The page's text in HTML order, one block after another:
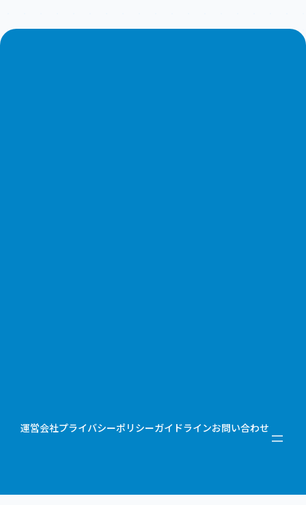
運営会社プライバシーポリシーガイドラインお問い合わせ